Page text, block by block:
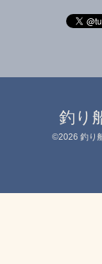
釣り
©2026 釣り